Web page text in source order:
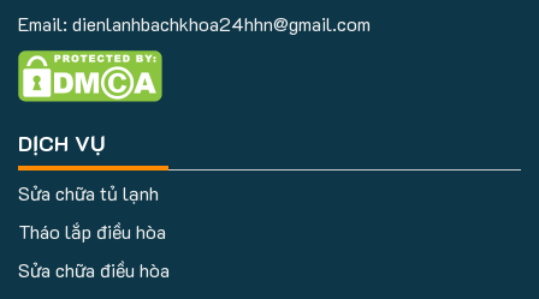
Email: dienlanhbachkhoa24hhn@gmail.com
DỊCH VỤ
Sửa chữa tủ lạnh
Tháo lắp điều hòa
Sửa chữa điều hòa